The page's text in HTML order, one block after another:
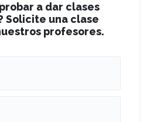
a dar clases
Solicite una clase
profesores.